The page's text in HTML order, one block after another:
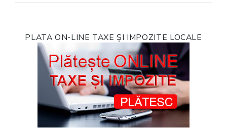
PLATA ON-LINE TAXE ȘI IMPOZITE LOCALE